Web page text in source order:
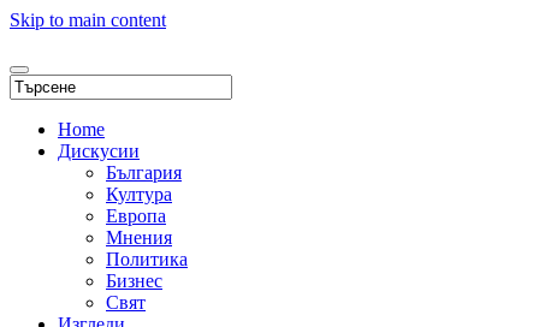
Skip to main content
Home
Дискусии
България
Култура
Европа
Мнения
Политика
Бизнес
Свят